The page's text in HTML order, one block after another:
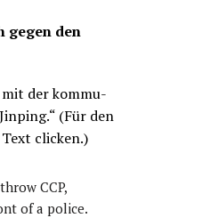
gegen den
der kommu-
(Für den
clicken.)
CCP,
of a police.